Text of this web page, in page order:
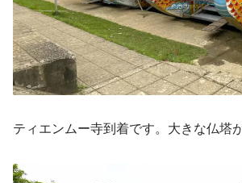
ティエンムー寺到着です。大きな仏塔